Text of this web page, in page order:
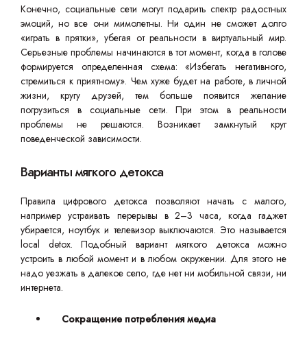
Конечно, социальные сети могут подарить спектр радостных
эмоций, но все они мимолетны. Ни один не сможет долго
«играть в прятки», убегая от реальности в виртуальный мир.
Серьезные проблемы начинаются в тот момент, когда в голове
формируется определенная схема: «Избегать негативного,
стремиться к приятному». Чем хуже будет на работе, в личной
жизни, кругу друзей, тем больше появится желание
погрузиться в социальные сети. При этом в реальности
проблемы не решаются. Возникает замкнутый круг
поведенческой зависимости.
Варианты мягкого детокса
Правила цифрового детокса позволяют начать с малого,
например устраивать перерывы в 2–3 часа, когда гаджет
убирается, ноутбук и телевизор выключаются. Это называется
local detox. Подобный вариант мягкого детокса можно
устроить в любой момент и в любом окружении. Для этого не
надо уезжать в далекое село, где нет ни мобильной связи, ни
интернета.
Сокращение потребления медиа